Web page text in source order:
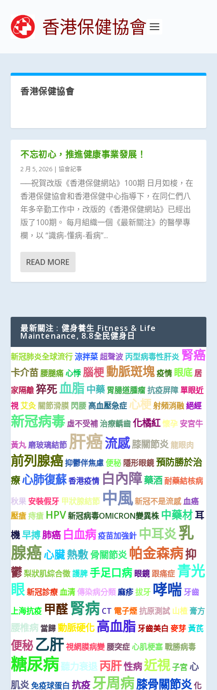
香港保健協會
香港保健協會
不忘初心，推進健康事業發展！
2 月 5, 2026 |協會記事
──祝賀改版《香港保健網站》100期 日月如梭，在
香港保健協會和香港保健中心指導下，在同仁們八
年多辛勤工作中，改版的《香港保健網站》已經出
版了100期。 每月組織一個《最新關注》的醫學專
欄，以 “識病-懂病-看病”...
READ MORE
最新關注 : 健身養生 Fitness & Life
Maintenance, 8.8全民健身日
新冠肺炎全球流行 涼拌菜 超聲波 丙型病毒性肝炎 腎癌
卡介苗 腰腿痛 心悸 腦梗動脈斑塊疫情 眼底 居
家隔離 猝死血脂中藥 胃腸道腫瘤 抗疫屏障 單眼近
視 艾灸 關節滑膜 閃腰 高血壓急症 心梗 射頻消融 絕經
新冠病毒 虛不受補 治療齲齒 化橘紅懷孕 安宮牛
黃丸 磨玻璃結節 肝癌流感膝關節炎 龍眼肉
前列腺癌抑鬱伴焦慮 便秘 隱形眼鏡 預防勝於治
療心肺復蘇香港疫情 白內障藥酒耐藥結核病
秋果 安裝假牙 甲狀腺結節 中風新冠不是流感血癌
壓瘡 痔瘡 HPV新冠病毒OMICRON變異株 中藥材耳
機早搏肺癌 白血病疫苗加強針 中耳炎乳
腺癌心臟熱敷骨關節炎帕金森病抑
鬱梨狀肌綜合徵 護脾 手足口病 眼鏡跟痛症 青光
眼新冠診療 血清 傳染病分類 麻疹拔牙 哮喘 牙齒
上海抗疫 甲醛腎病 CT 電子煙 抗原測試 山楂 膏方
腰椎病 當歸 動脈硬化高血脂 牙齒美白 麥芽 黃芪
便秘乙肝 視網膜病變 腰突症 心肌梗塞 戰勝病毒
糖尿病聽力衰退丙肝性病近視子宮 心
肌炎免疫球蛋白 抗疫牙周病膝骨關節炎化